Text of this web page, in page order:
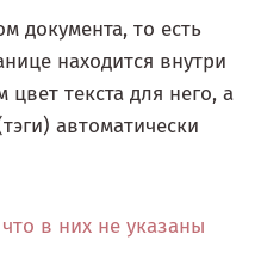
документа, то есть
находится внутри
текста для него, а
автоматически
в них не указаны